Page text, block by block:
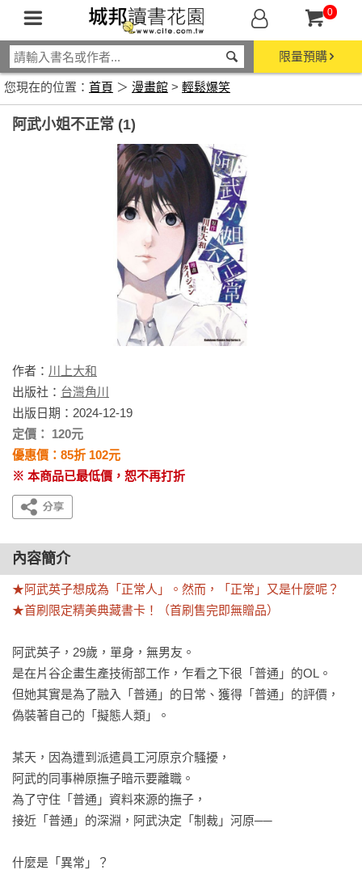
0
限量預購
您現在的位置： 首頁 ＞ 漫畫館 > 輕鬆爆笑
阿武小姐不正常 (1)
作者： 川上大和
出版社： 台灣角川
出版日期：2024-12-19
定價： 120元
優惠價：85折 102元
※ 本商品已最低價，恕不再打折
內容簡介
★阿武英子想成為「正常人」。然而，「正常」又是什麼呢？
★首刷限定精美典藏書卡！（首刷售完即無贈品）
阿武英子，29歲，單身，無男友。
是在片谷企畫生產技術部工作，乍看之下很「普通」的OL。
但她其實是為了融入「普通」的日常、獲得「普通」的評價，
偽裝著自己的「擬態人類」。
某天，因為遭到派遣員工河原京介騷擾，
阿武的同事榊原撫子暗示要離職。
為了守住「普通」資料來源的撫子，
接近「普通」的深淵，阿武決定「制裁」河原──
什麼是「異常」？